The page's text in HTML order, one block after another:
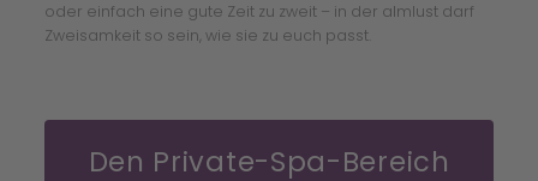
oder einfach eine gute Zeit zu zweit – in der almlust darf
Zweisamkeit so sein, wie sie zu euch passt.
Den Private-Spa-Bereich